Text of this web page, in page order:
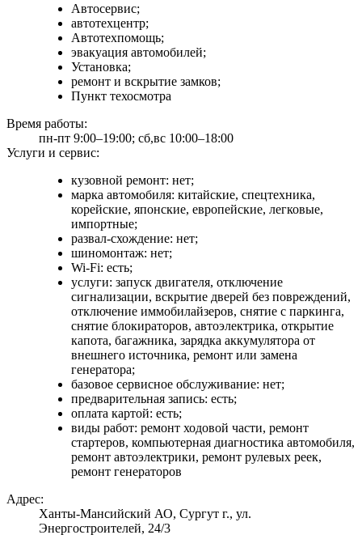
Автосервис;
автотехцентр;
Автотехпомощь;
эвакуация автомобилей;
Установка;
ремонт и вскрытие замков;
Пункт техосмотра
Время работы:
пн-пт 9:00–19:00; сб,вс 10:00–18:00
Услуги и сервис:
кузовной ремонт: нет;
марка автомобиля: китайские, спецтехника,
корейские, японские, европейские, легковые,
импортные;
развал-схождение: нет;
шиномонтаж: нет;
Wi-Fi: есть;
услуги: запуск двигателя, отключение
сигнализации, вскрытие дверей без повреждений,
отключение иммобилайзеров, снятие с паркинга,
снятие блокираторов, автоэлектрика, открытие
капота, багажника, зарядка аккумулятора от
внешнего источника, ремонт или замена
генератора;
базовое сервисное обслуживание: нет;
предварительная запись: есть;
оплата картой: есть;
виды работ: ремонт ходовой части, ремонт
стартеров, компьютерная диагностика автомобиля,
ремонт автоэлектрики, ремонт рулевых реек,
ремонт генераторов
Адрес:
Ханты-Мансийский АО, Сургут г., ул.
Энергостроителей, 24/3